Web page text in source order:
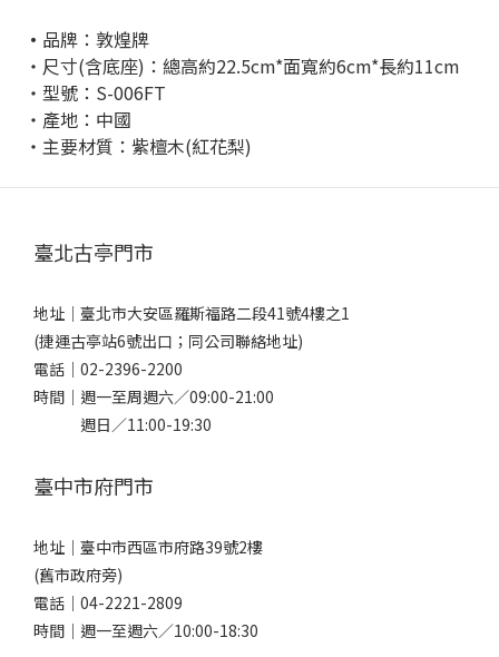
・ 品牌：敦煌牌
・尺寸(含底座)：總高約22.5cm*面寬約6cm*長約11cm
・型號：S-006FT
・產地：中國
・主要材質：紫檀木(紅花梨)
臺北古亭門市
地址｜ 臺北市大安區羅斯福路二段41號4樓之1
(捷運古亭站6號出口；同公司聯絡地址)
電話｜ 02-2396-2200
時間｜週一至周週六／09:00-21:00
週日／11:00-19:30
臺中市府門市
地址｜ 臺中市西區市府路39號2樓
(舊市政府旁)
電話｜ 04-2221-2809
時間｜週一至週六／10:00-18:30